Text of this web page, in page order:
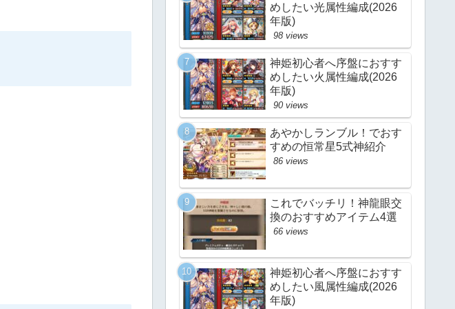
めしたい光属性編成(2026
年版)
98 views
神姫初心者へ序盤におすす
めしたい火属性編成(2026
年版)
90 views
あやかしランブル！でおす
すめの恒常星5式神紹介
86 views
これでバッチリ！神龍眼交
換のおすすめアイテム4選
66 views
神姫初心者へ序盤におすす
めしたい風属性編成(2026
年版)